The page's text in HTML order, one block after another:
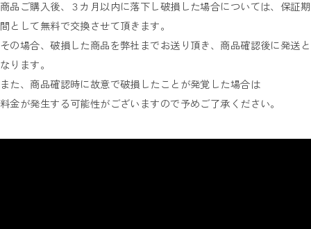
商品ご購入後、３カ月以内に落下し破損した場合については、保証期
間として無料で交換させて頂きます。
その場合、破損した商品を弊社までお送り頂き、商品確認後に発送と
なります。
また、商品確認時に故意で破損したことが発覚した場合は
料金が発生する可能性がございますので予めご了承ください。